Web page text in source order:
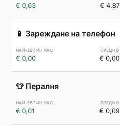
€ 0,63 € 4,87
📱 Зареждане на телефон
€ 0,00 € 0,00
👕 Пералня
€ 0,01 € 0,09